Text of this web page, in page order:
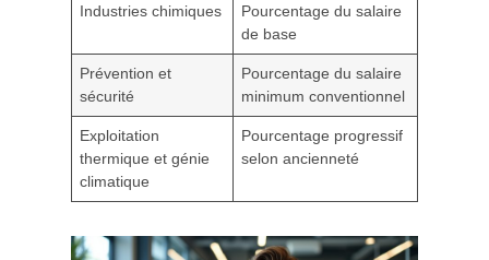
Industries chimiques
Pourcentage du salaire
de base
Prévention et
sécurité
Pourcentage du salaire
minimum conventionnel
Exploitation
thermique et génie
climatique
Pourcentage progressif
selon ancienneté